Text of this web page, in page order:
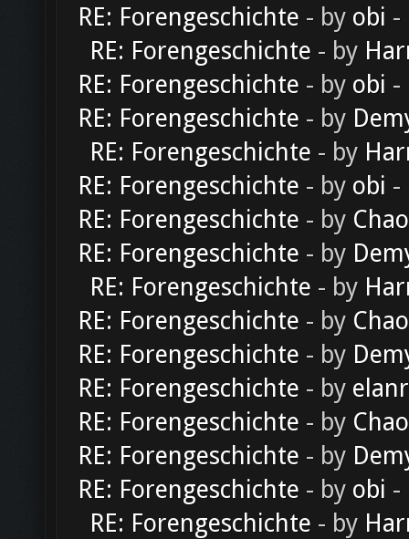
RE: Forengeschichte - by obi -
RE: Forengeschichte - by
RE: Forengeschichte - by obi -
RE: Forengeschichte - by
RE: Forengeschichte - by
RE: Forengeschichte - by obi -
RE: Forengeschichte - by
RE: Forengeschichte - by
RE: Forengeschichte - by
RE: Forengeschichte - by
RE: Forengeschichte - by
RE: Forengeschichte - by
RE: Forengeschichte - by
RE: Forengeschichte - by
RE: Forengeschichte - by obi -
RE: Forengeschichte - by